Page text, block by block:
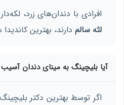
افرادی با دندان‌های زرد،
لثه سالم دارند، بهترین
آیا بلیچینگ به مینای دندان
اگر توسط بهترین دکتر